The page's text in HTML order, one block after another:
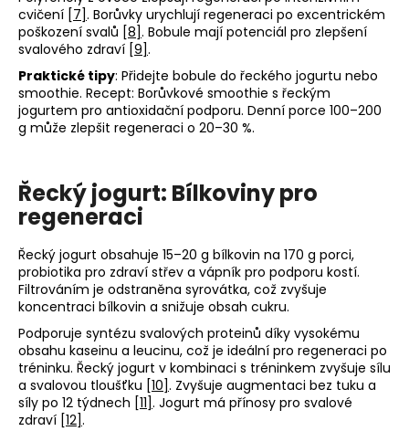
cvičení [7]. Borůvky urychlují regeneraci po excentrickém
poškození svalů [8]. Bobule mají potenciál pro zlepšení
svalového zdraví [9].
Praktické tipy: Přidejte bobule do řeckého jogurtu nebo
smoothie. Recept: Borůvkové smoothie s řeckým
jogurtem pro antioxidační podporu. Denní porce 100–200
g může zlepšit regeneraci o 20–30 %.
Řecký jogurt: Bílkoviny pro
regeneraci
Řecký jogurt obsahuje 15–20 g bílkovin na 170 g porci,
probiotika pro zdraví střev a vápník pro podporu kostí.
Filtrováním je odstraněna syrovátka, což zvyšuje
koncentraci bílkovin a snižuje obsah cukru.
Podporuje syntézu svalových proteinů díky vysokému
obsahu kaseinu a leucinu, což je ideální pro regeneraci po
tréninku. Řecký jogurt v kombinaci s tréninkem zvyšuje sílu
a svalovou tloušťku [10]. Zvyšuje augmentaci bez tuku a
síly po 12 týdnech [11]. Jogurt má přínosy pro svalové
zdraví [12].